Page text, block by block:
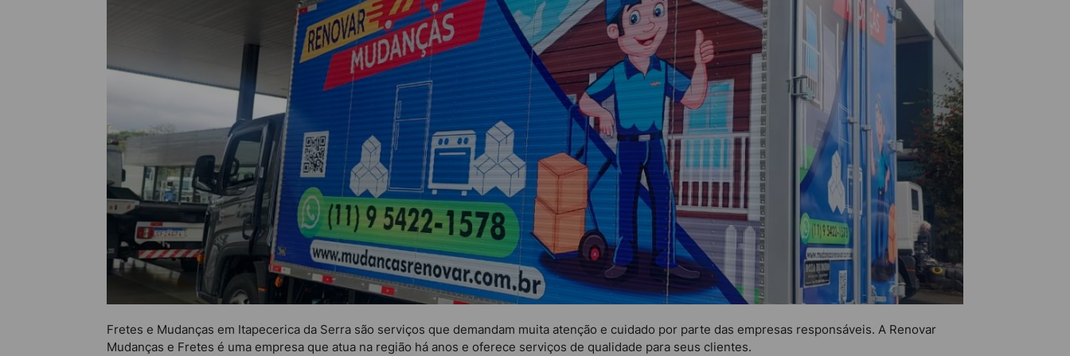
Fretes e Mudanças em Itapecerica da Serra são serviços que demandam muita atenção e cuidado por parte das empresas responsáveis. A Renovar
Mudanças e Fretes é uma empresa que atua na região há anos e oferece serviços de qualidade para seus clientes.